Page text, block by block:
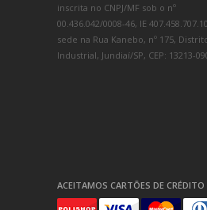
inscrita no CNPJ/MF sob o nº
00.436.042/0008-46, IE
sede na Rua Kanebo, nº 175,
Industrial, Jundiaí/SP, CEP: 13213-
ACEITAMOS CARTÕES DE CRÉDITO